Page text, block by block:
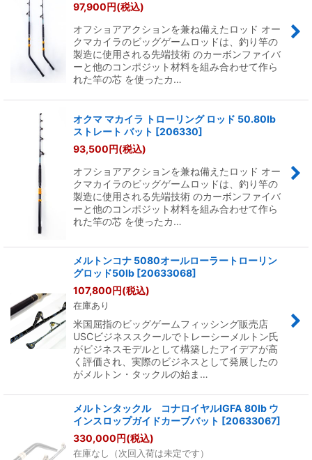
97,900円(税込)
オフショアアクションを兼ね備えたロッド オー
クマカイラのビッグゲームロッドは、釣り竿の
製造に使用される先端技術 のカーボンファイバ
ーと他のコンポジット材料を組み合わせて作ら
れた竿の芯 を使ったカ…
オクマ マカイラ トローリング ロッド 50.80lb
ストレート バット [206330]
93,500円(税込)
オフショアアクションを兼ね備えたロッド オー
クマカイラのビッグゲームロッドは、釣り竿の
製造に使用される先端技術 のカーボンファイバ
ーと他のコンポジット材料を組み合わせて作ら
れた竿の芯 を使ったカ…
メルトンコナ 5080オールローラートローリン
グロッド50lb [20633068]
107,800円(税込)
在庫あり
米国屈指のビッグゲームフィッシング販売店
USCビジネススクールでトレーシーメルトン氏
がビジネスモデルとして構築したアイデアが高
く評価され、実際のビジネスとして発展したの
がメルトン・タックルの始ま…
メルトンタックル コナロイヤルIGFA 80lb ウ
インスロップガイドカーブバット [20633067]
330,000円(税込)
在庫なし（次回入荷は未定です）